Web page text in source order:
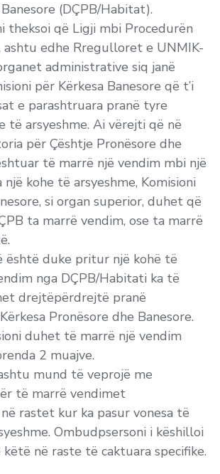
(DÇPB/Habitat).
theksoi që Ligji mbi Procedurën
edhe Rregulloret e UNMIK-
administrative siq janë
për Kërkesa Banesore që t’i
e parashtruara pranë tyre
të arsyeshme. Ai vërejti që në
për Çështje Pronësore dhe
të marrë një vendim mbi një
kohe të arsyeshme, Komisioni
si organ superior, duhet që
ta marrë vendim, ose ta marrë
është duke pritur një kohë të
nga DÇPB/Habitati ka të
drejtëpërdrejtë pranë
Pronësore dhe Banesore.
duhet të marrë një vendim
2 muajve.
mund të veprojë me
të marrë vendimet
rastet kur ka pasur vonesa të
Ombudpsersoni i këshilloi
në raste të caktuara specifike.